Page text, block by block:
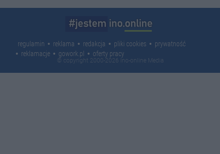
regulamin reklama redakcja pliki cookies
prywatność
reklamacje
gowork.pl oferty pracy
© copyright 2000-2026 Ino-online Media